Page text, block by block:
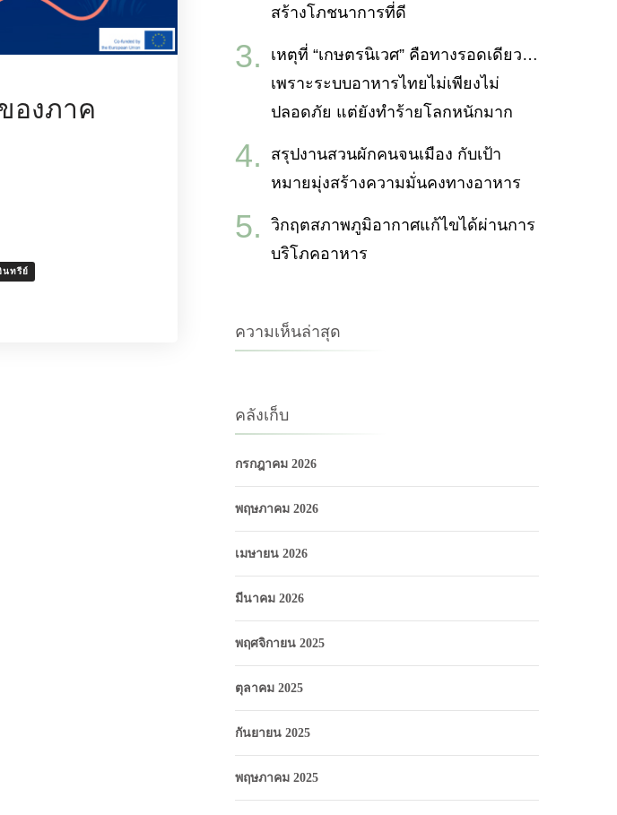
องภาค
นทรีย์
สร้างโภชนาการที่ดี
เหตุที่ “เกษตรนิเวศ” คือทางรอดเดียว…
เพราะระบบอาหารไทยไม่เพียงไม่
ปลอดภัย แต่ยังทำร้ายโลกหนักมาก
สรุปงานสวนผักคนจนเมือง กับเป้า
หมายมุ่งสร้างความมั่นคงทางอาหาร
วิกฤตสภาพภูมิอากาศแก้ไขได้ผ่านการ
บริโภคอาหาร
ความเห็นล่าสุด
คลังเก็บ
กรกฎาคม 2026
พฤษภาคม 2026
เมษายน 2026
มีนาคม 2026
พฤศจิกายน 2025
ตุลาคม 2025
กันยายน 2025
พฤษภาคม 2025